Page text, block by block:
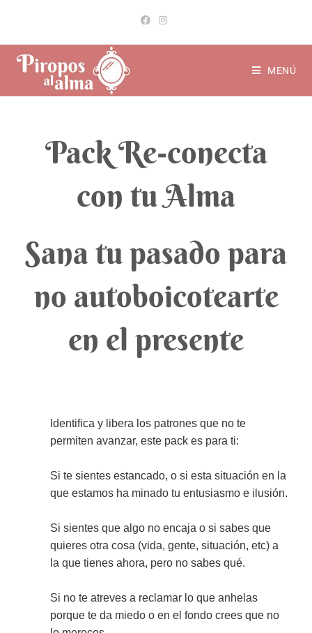
MENÚ
Pack Re-conecta
con tu Alma
Sana tu pasado para
no autoboicotearte
en el presente
Identifica y libera los patrones que no te
permiten avanzar, este pack es para ti:
Si te sientes estancado, o si esta situación en la
que estamos ha minado tu entusiasmo e ilusión.
Si sientes que algo no encaja o si sabes que
quieres otra cosa (vida, gente, situación, etc) a
la que tienes ahora, pero no sabes qué.
Si no te atreves a reclamar lo que anhelas
porque te da miedo o en el fondo crees que no